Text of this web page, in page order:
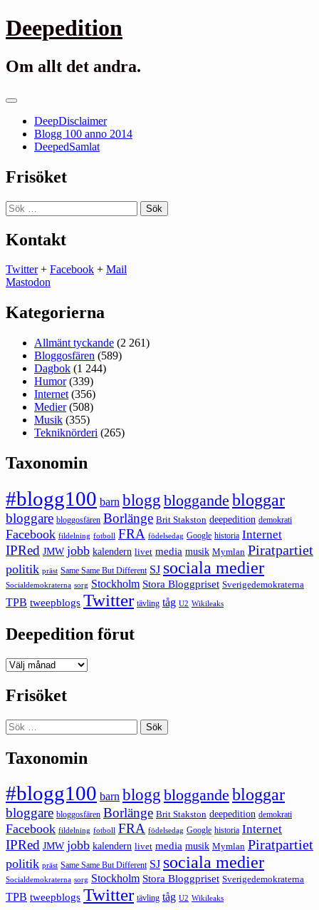
Gå
till
Deepedition
Om allt det andra.
Primär
DeepDisclaimer
Blogg 100 anno 2014
DeepedSamlat
Frisöket
Sök
efter:
Kontakt
Twitter+ Facebook + Mail
Mastodon
Kategorierna
Allmänt tyckande (2 261)
Bloggosfären (589)
Dagbok (1 244)
Humor(339)
Internet (356)
Medier(508)
Musik (355)
Tekniknörderi (265)
Taxonomin
#blogg100 barn blogg bloggande bloggar
bloggare bloggosfären Borlänge Brit Stakston deepedition demokrati
Facebook fildelning fotboll FRA födelsedag Google historia Internet
IPRed JMW jobb kalendern livet media musik Mymlan Piratpartiet
politik präst Same Same But Different SJ sociala medier
Socialdemokraterna sorg Stockholm Stora Bloggpriset Sverigedemokraterna
TPB tweepblogs Twitter tävling tåg U2 Wikileaks
Deepedition förut
Deepedition
Frisöket
Sök
efter:
Taxonomin
#blogg100 barn blogg bloggande bloggar
bloggare bloggosfären Borlänge Brit Stakston deepedition demokrati
Facebook fildelning fotboll FRA födelsedag Google historia Internet
IPRed JMW jobb kalendern livet media musik Mymlan Piratpartiet
politik präst Same Same But Different SJ sociala medier
Socialdemokraterna sorg Stockholm Stora Bloggpriset Sverigedemokraterna
TPB tweepblogs Twitter tävling tåg U2 Wikileaks